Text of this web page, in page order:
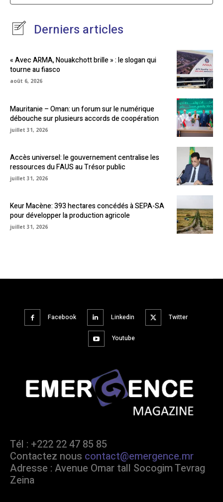
Derniers articles
« Avec ARMA, Nouakchott brille » : le slogan qui
tourne au fiasco
août 6, 2026
Mauritanie – Oman: un forum sur le numérique
débouche sur plusieurs accords de coopération
juillet 31, 2026
Accès universel: le gouvernement centralise les
ressources du FAUS au Trésor public
juillet 31, 2026
Keur Macène: 393 hectares concédés à SEPA-SA
pour développer la production agricole
juillet 31, 2026
Facebook Linkedin Twitter
Youtube
Tél : +222 22 47 85 85
Contactez nous contact@emergence.mr
Adresse : Avenue Omar tall Socogim Tevrag
Zeina